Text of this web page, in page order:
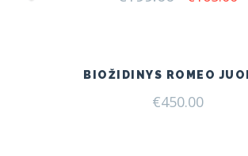
BIOŽIDINYS ROMEO
€450.00